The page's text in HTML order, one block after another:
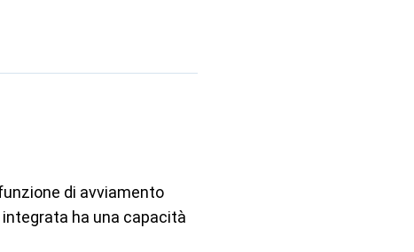
di avviamento
ha una capacità